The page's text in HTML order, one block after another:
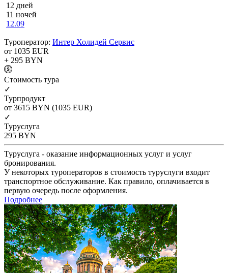
12 дней
11 ночей
12.09
Туроператор: Интер Холидей Сервис
от 1035 EUR
+ 295 BYN
Cтоимость тура
✓
Турпродукт
от 3615 BYN (1035 EUR)
✓
Туруслуга
295 BYN
Туруслуга - оказание информационных услуг и услуг
бронирования.
У некоторых туроператоров в стоимость туруслуги входит
транспортное обслуживание. Как правило, оплачивается в
первую очередь после оформления.
Подробнее